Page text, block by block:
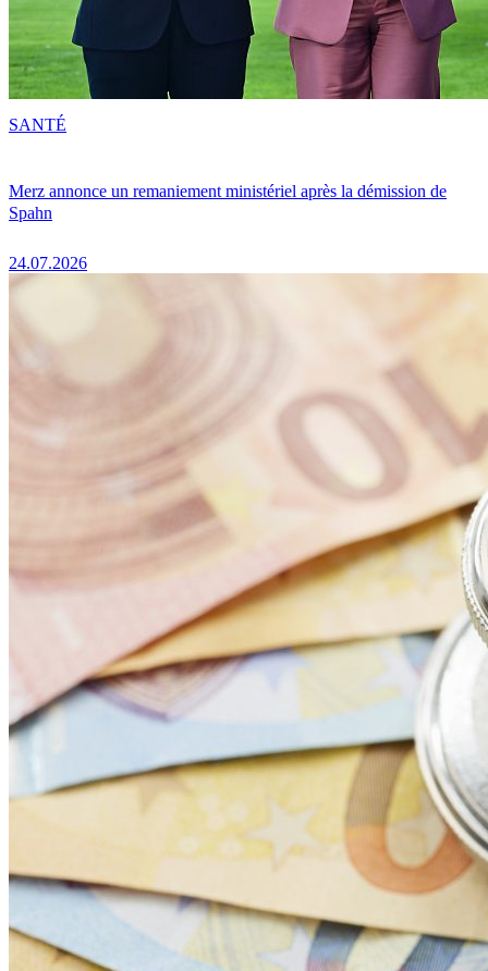
Merz annonce un remaniement ministériel après la démission de
Spahn
24.07.2026
SANTÉ